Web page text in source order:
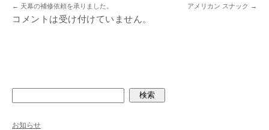
← 天幕の補修依頼を承りました。 アメリカン スナック →
コメントは受け付けていません。
検索
お知らせ